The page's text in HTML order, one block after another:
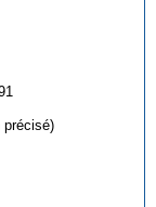
les N° 587 - 588 - 591
Non précisé)